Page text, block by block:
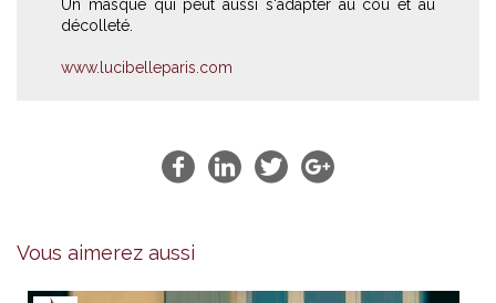
Un masque qui peut aussi s'adapter au cou et au
décolleté.
www.lucibelleparis.com
Vous aimerez aussi